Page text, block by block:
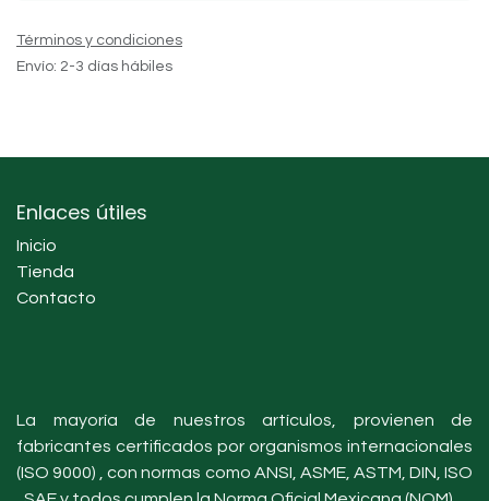
Términos y condiciones
Envío: 2-3 días hábiles
Enlaces útiles
Inicio
Tienda
Contacto
La mayoría de nuestros artículos, provienen de
fabricantes certificados por organismos internacionales
(ISO 9000) , con normas como ANSI, ASME, ASTM, DIN, ISO